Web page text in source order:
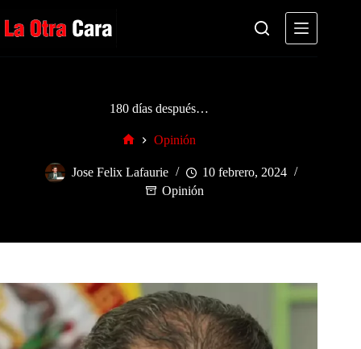
al
contenido
180 días después…
Opinión
Jose Felix Lafaurie
10 febrero, 2024
Opinión